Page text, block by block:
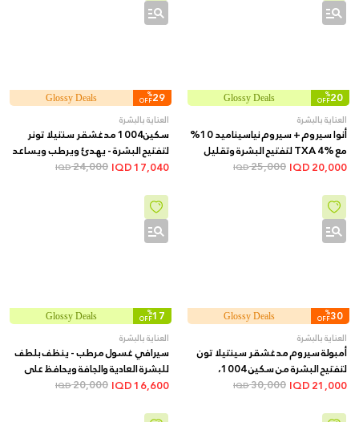
20
%
OFF
Glossy Deals
العناية بالبشرة
أنوا سيروم + سيروم نياسيناميد 10%
مع TXA 4% لتفتيح البشرة وتقليل
البقع الداكنة + 30 مل
20,000
25,000
IQD
29
%
OFF
Glossy Deals
العناية بالبشرة
سكين1004 مدغشقر سنتيلا تونر
لتفتيح البشرة - يهدئ ويرطب ويساعد
على توحيد اللون, 210 مل
17,040
24,000
IQD
30
%
OFF
Glossy Deals
العناية بالبشرة
أمبولة سيروم مدغشقر سينتيلا تون
لتفتيح البشرة من سكين 1004،
100مل
21,000
30,000
IQD
17
%
OFF
Glossy Deals
العناية بالبشرة
سيرافي غسول مرطب - ينظف بلطف
للبشرة العادية والجافة ويحافظ على
ترطيبها, 236 مل
16,600
20,000
IQD